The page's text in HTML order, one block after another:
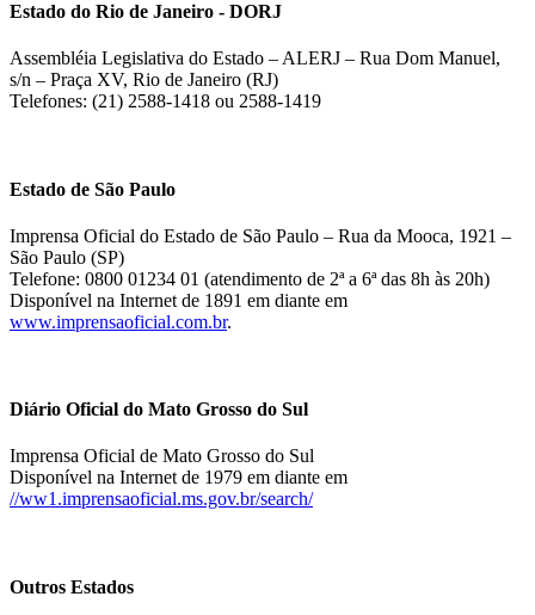
Estado do Rio de Janeiro - DORJ
Assembléia Legislativa do Estado – ALERJ – Rua Dom Manuel,
s/n – Praça XV, Rio de Janeiro (RJ)
Telefones: (21) 2588-1418 ou 2588-1419
Estado de São Paulo
Imprensa Oficial do Estado de São Paulo – Rua da Mooca, 1921 –
São Paulo (SP)
Telefone: 0800 01234 01 (atendimento de 2ª a 6ª das 8h às 20h)
Disponível na Internet de 1891 em diante em
www.imprensaoficial.com.br.
Diário Oficial do Mato Grosso do Sul
Imprensa Oficial de Mato Grosso do Sul
Disponível na Internet de 1979 em diante em
//ww1.imprensaoficial.ms.gov.br/search/
Outros Estados